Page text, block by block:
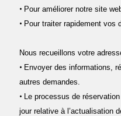
• Pour améliorer notre site
• Pour traiter rapidement vos
Nous recueillons votre
• Envoyer des informations,
autres demandes.
• Le processus de
jour relative à l’actualisation